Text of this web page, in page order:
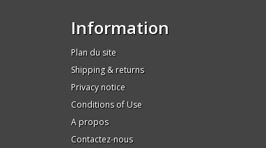
Information
Plan du site
Shipping & returns
Privacy notice
Conditions of Use
A propos
Contactez-nous